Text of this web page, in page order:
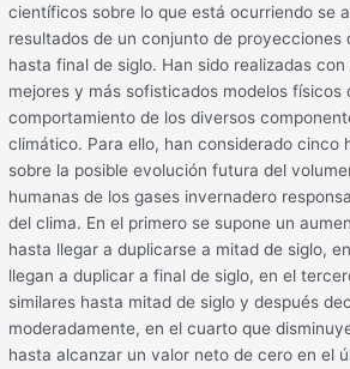
científicos sobre lo que está ocurriendo se
resultados de un conjunto de proyecciones
hasta final de siglo. Han sido realizadas
mejores y más sofisticados modelos físicos
comportamiento de los diversos
climático. Para ello, han considerado cinco
sobre la posible evolución futura del
humanas de los gases invernadero
del clima. En el primero se supone un
hasta llegar a duplicarse a mitad de siglo,
llegan a duplicar a final de siglo, en el
similares hasta mitad de siglo y después
moderadamente, en el cuarto que
hasta alcanzar un valor neto de cero en el